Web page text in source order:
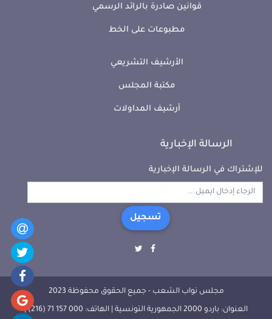
قوانين صادرة بالرائد الرسمي
مطبوعات على الخط
الأرشيف التشريعي
مكتبة المجلس
أرشيف المداولات
الرسالة الإخبارية
للإشتراك في الرسالة الإخبارية
تسجيل
مجلس نواب الشعب - جميع الحقوق محفوظة 2023
العنوان: باردو 2000 الجمهورية التونسية | الهاتف: 000 157 71 (216) |